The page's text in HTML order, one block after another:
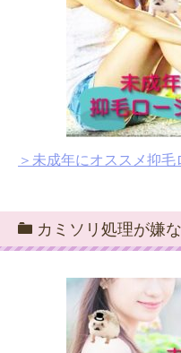
＞未成年にオススメ抑毛
カミソリ処理が嫌